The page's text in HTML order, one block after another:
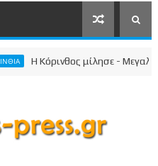
Η Κόρινθος μίλησε - Μεγαλειώδης